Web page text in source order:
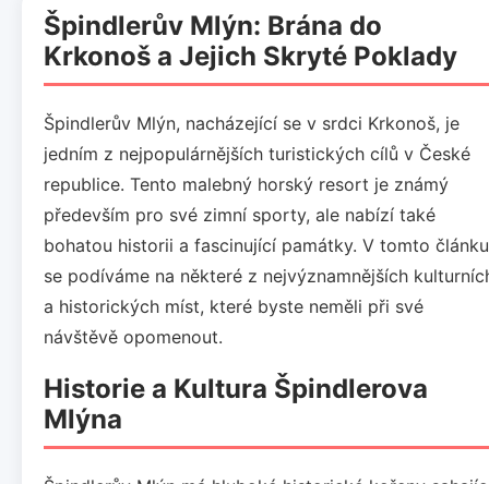
Špindlerův Mlýn: Brána do
Krkonoš a Jejich Skryté Poklady
Špindlerův Mlýn, nacházející se v srdci Krkonoš, je
jedním z nejpopulárnějších turistických cílů v České
republice. Tento malebný horský resort je známý
především pro své zimní sporty, ale nabízí také
bohatou historii a fascinující památky. V tomto článku
se podíváme na některé z nejvýznamnějších
a historických míst, které byste neměli při své
návštěvě opomenout.
Historie a Kultura Špindlerova
Mlýna